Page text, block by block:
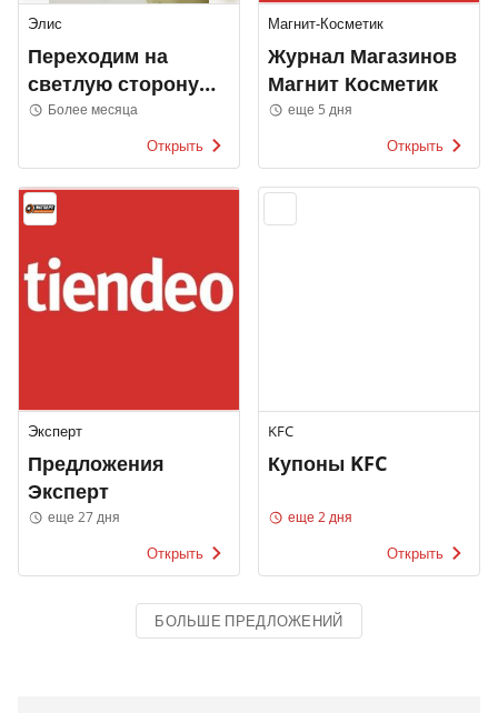
Элис
Переходим на
светлую сторону
Элис
Более месяца
Открыть
Магнит-Косметик
Журнал Магазинов
Магнит Косметик
еще 5 дня
Открыть
Эксперт
Предложения
Эксперт
еще 27 дня
Открыть
KFC
Купоны KFC
еще 2 дня
Открыть
БОЛЬШЕ ПРЕДЛОЖЕНИЙ